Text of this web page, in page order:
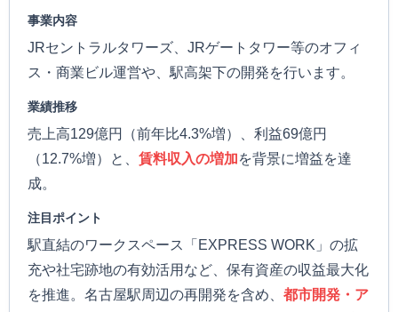
事業内容
JRセントラルタワーズ、JRゲートタワー等のオフィ
ス・商業ビル運営や、駅高架下の開発を行います。
業績推移
売上高129億円（前年比4.3%増）、利益69億円
（12.7%増）と、 賃料収入の増加を背景に増益を達
成。
注目ポイント
駅直結のワークスペース「EXPRESS WORK」の拡
充や社宅跡地の有効活用など、保有資産の収益最大化
を推進。名古屋駅周辺の再開発を含め、 都市開発・ア